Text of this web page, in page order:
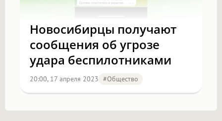
Новосибирцы получают
сообщения об угрозе
удара беспилотниками
20:00, 17 апреля 2023 #Общество